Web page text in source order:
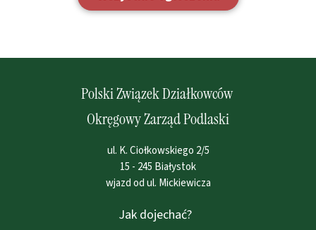
Jak dojechać?
Polski Związek Działkowców
Okręgowy Zarząd Podlaski
ul. K. Ciołkowskiego 2/5
15 - 245 Białystok
wjazd od ul. Mickiewicza